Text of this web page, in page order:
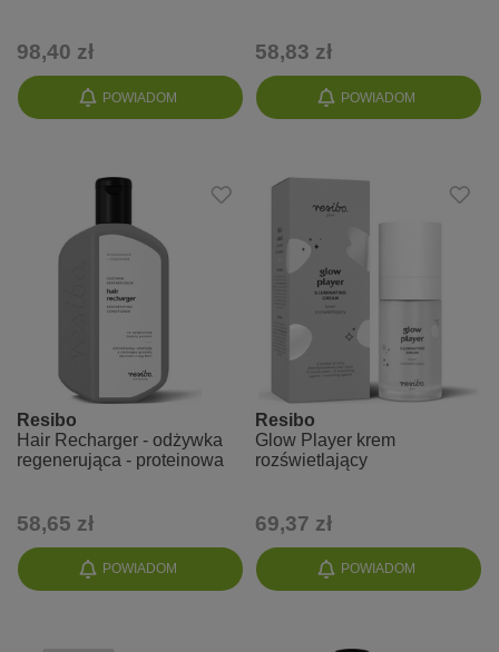
POWIADOM
98,40 zł
POWIADOM
58,83 zł
POWIADOM
Resibo
Hair Recharger - odżywka
regenerująca - proteinowa
58,65 zł
POWIADOM
Resibo
Glow Player krem
rozświetlający
69,37 zł